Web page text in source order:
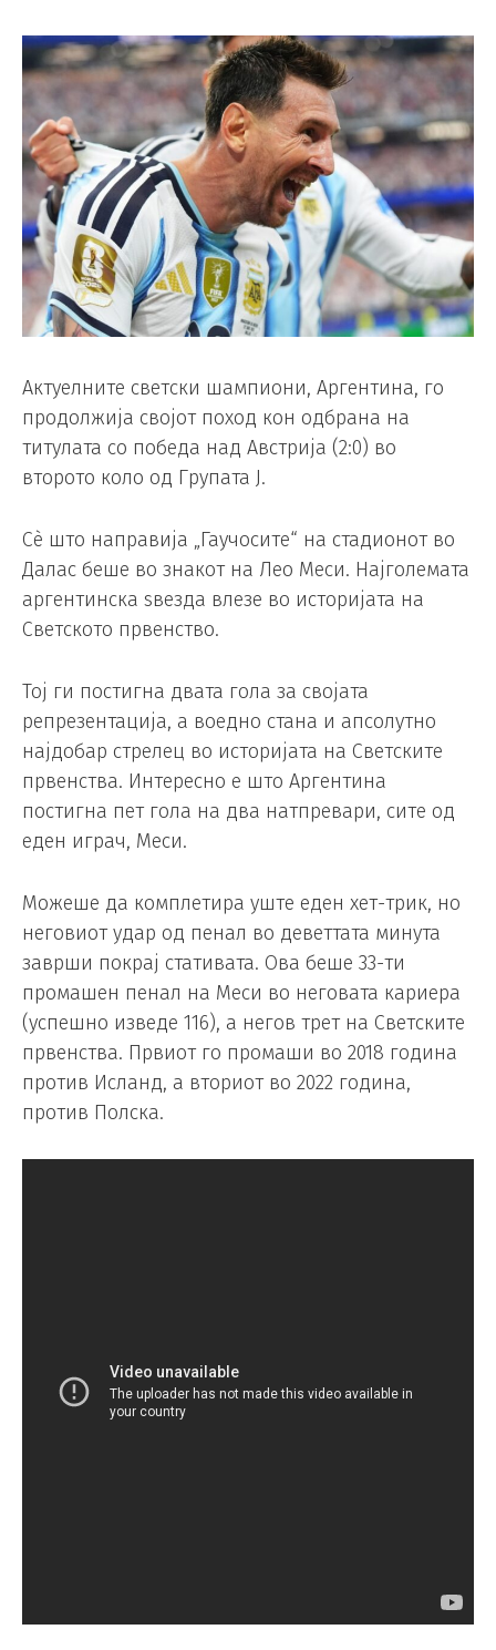
Актуелните светски шампиони, Аргентина, го
продолжија својот поход кон одбрана на
титулата со победа над Австрија (2:0) во
второто коло од Групата Ј.
Сè што направија „Гаучосите“ на стадионот во
Далас беше во знакот на Лео Меси. Најголемата
аргентинска ѕвезда влезе во историјата на
Светското првенство.
Тој ги постигна двата гола за својата
репрезентација, а воедно стана и апсолутно
најдобар стрелец во историјата на Светските
првенства. Интересно е што Аргентина
постигна пет гола на два натпревари, сите од
еден играч, Меси.
Можеше да комплетира уште еден хет-трик, но
неговиот удар од пенал во деветтата минута
заврши покрај стативата. Ова беше 33-ти
промашен пенал на Меси во неговата кариера
(успешно изведе 116), а негов трет на Светските
првенства. Првиот го промаши во 2018 година
против Исланд, а вториот во 2022 година,
против Полска.